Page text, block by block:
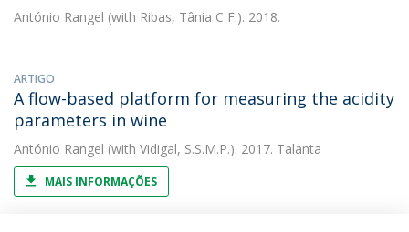
António Rangel (with Ribas, Tânia C F.). 2018.
ARTIGO
A flow-based platform for measuring the acidity
parameters in wine
António Rangel (with Vidigal, S.S.M.P.). 2017. Talanta
MAIS INFORMAÇÕES